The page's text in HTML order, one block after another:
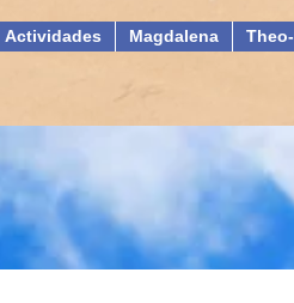
Actividades Magdalena